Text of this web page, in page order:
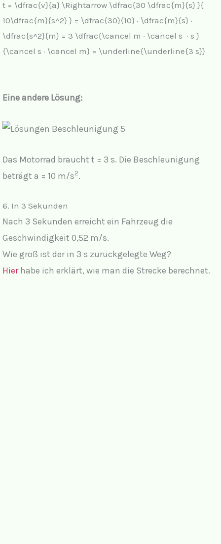
t = \dfrac{v}{a} \Rightarrow \dfrac{30 \dfrac{m}{s} }{
10\dfrac{m}{s^2} } = \dfrac{30}{10} · \dfrac{m}{s} ·
\dfrac{s^2}{m} = 3 \dfrac{\cancel m · \cancel s · s }
{\cancel s · \cancel m} = \underline{\underline{3 s}}
Eine andere Lösung:
Das Motorrad braucht t = 3 s. Die Beschleunigung
beträgt a = 10 m/s2.
6. In 3 Sekunden
Nach 3 Sekunden erreicht ein Fahrzeug die
Geschwindigkeit 0,52 m/s.
Wie groß ist der in 3 s zurückgelegte Weg?
Hierhabe ich erklärt, wie man die Strecke berechnet.